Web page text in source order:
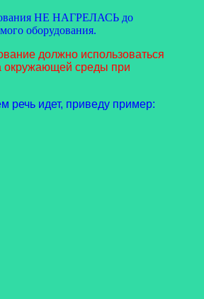
НЕ НАГРЕЛАСЬ до
оборудования.
должно использоваться
окружающей среды при
речь идет, приведу пример: